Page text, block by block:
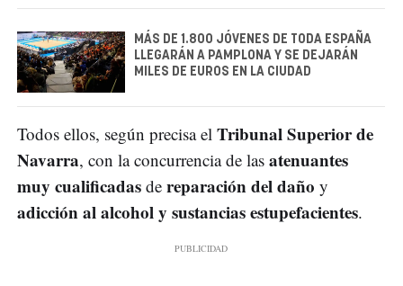
MÁS DE 1.800 JÓVENES DE TODA ESPAÑA
LLEGARÁN A PAMPLONA Y SE DEJARÁN
MILES DE EUROS EN LA CIUDAD
Todos ellos, según precisa el Tribunal Superior de
Navarra, con la concurrencia de las atenuantes
muy cualificadas de reparación del daño y
adicción al alcohol y sustancias estupefacientes.